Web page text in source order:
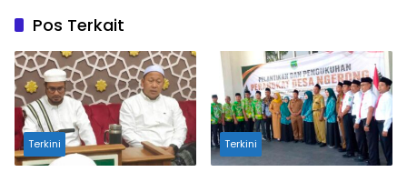
Pos Terkait
Terkini Terkini